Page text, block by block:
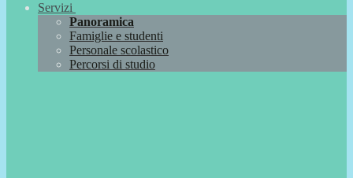
Servizi
Panoramica
Famiglie e studenti
Personale scolastico
Percorsi di studio